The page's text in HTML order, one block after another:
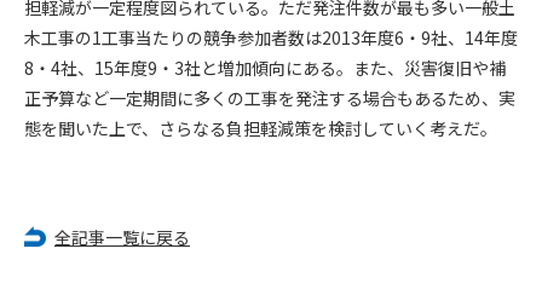
担軽減が一定程度図られている。ただ発注件数が最も多い一般土
木工事の1工事当たりの競争参加者数は2013年度6・9社、14年度
8・4社、15年度9・3社と増加傾向にある。また、災害復旧や補
正予算など一定期間に多くの工事を発注する場合もあるため、実
態を聞いた上で、さらなる負担軽減策を検討していく考えだ。
全記事一覧に戻る
(1) 会員申し込みをした者が実在しなかった場合
(2) 本規約に違反した場合/li>
(3) 会員申し込みの際、申告事項に虚偽があった場合
(4) 会員申込者が管理者所定の手続き通りに会員申込手続き処
理を行わなかった場合
ます。